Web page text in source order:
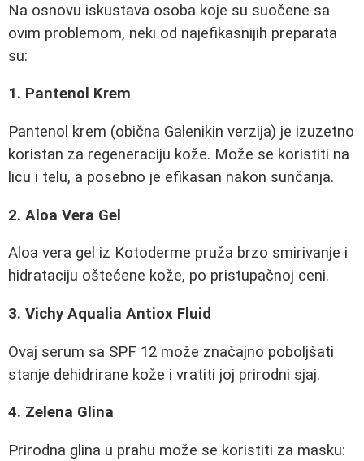
Na osnovu iskustava osoba koje su suočene sa
ovim problemom, neki od najefikasnijih preparata
su:
1. Pantenol Krem
Pantenol krem (obična Galenikin verzija) je izuzetno
koristan za regeneraciju kože. Može se koristiti na
licu i telu, a posebno je efikasan nakon sunčanja.
2. Aloa Vera Gel
Aloa vera gel iz Kotoderme pruža brzo smirivanje i
hidrataciju oštećene kože, po pristupačnoj ceni.
3. Vichy Aqualia Antiox Fluid
Ovaj serum sa SPF 12 može značajno poboljšati
stanje dehidrirane kože i vratiti joj prirodni sjaj.
4. Zelena Glina
Prirodna glina u prahu može se koristiti za masku: